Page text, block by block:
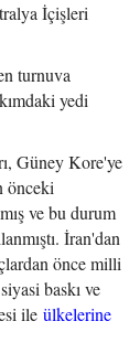
İçişleri
turnuva
yedi
Güney Kore'ye
önceki
ve bu durum
İran'dan
önce milli
baskı ve
ile ülkelerine